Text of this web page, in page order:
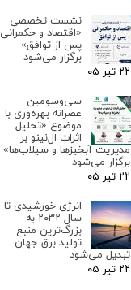
نشست تخصصی
«اقتصاد و حکمرانی
پس از توافق»
برگزار می‌شود
۲۲ تیر ۰۵
سی‌وسومین
عصرانه بهره‌وری با
موضوع «تحلیل
اثرات ال‌نینو بر
مدیریت آبخیزها و سیلاب‌ها»
برگزار می‌شود
۲۲ تیر ۰۵
انرژی خورشیدی تا
سال ۲۰۳۲ به
بزرگ‌ترین منبع
تولید برق جهان
تبدیل می‌شود
۲۲ تیر ۰۵